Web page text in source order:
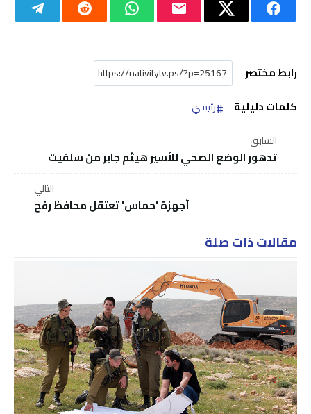
رابط مختصر
كلمات دليلية
رئيسي
السابق
تدهور الوضع الصحي للأسير هيثم جابر من سلفيت
التالي
أجهزة 'حماس' تعتقل محافظ رفح
مقالات ذات صلة